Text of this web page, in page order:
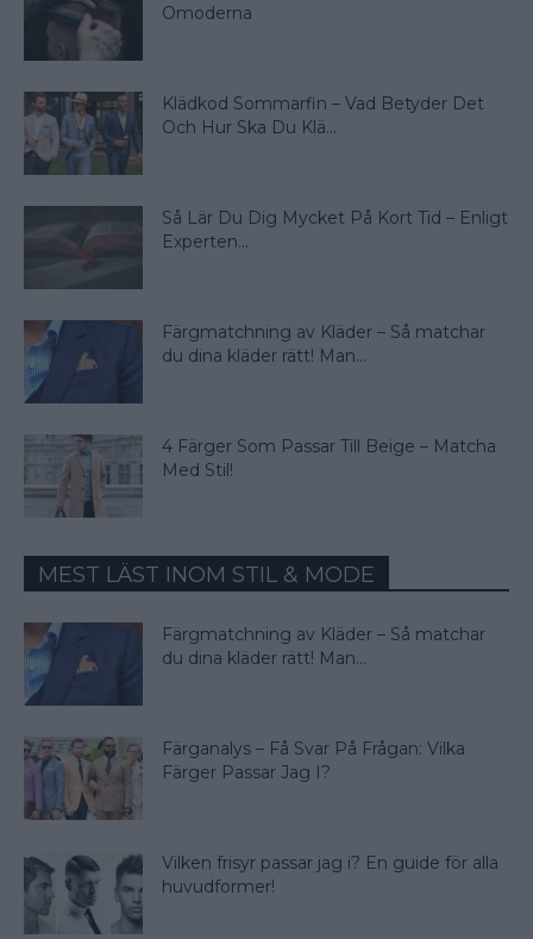
Omoderna
Klädkod Sommarfin – Vad Betyder Det
Och Hur Ska Du Klä...
Så Lär Du Dig Mycket På Kort Tid – Enligt
Experten...
Färgmatchning av Kläder – Så matchar
du dina kläder rätt! Man...
4 Färger Som Passar Till Beige – Matcha
Med Stil!
MEST LÄST INOM STIL & MODE
Färgmatchning av Kläder – Så matchar
du dina kläder rätt! Man...
Färganalys – Få Svar På Frågan: Vilka
Färger Passar Jag I?
Vilken frisyr passar jag i? En guide för alla
huvudformer!